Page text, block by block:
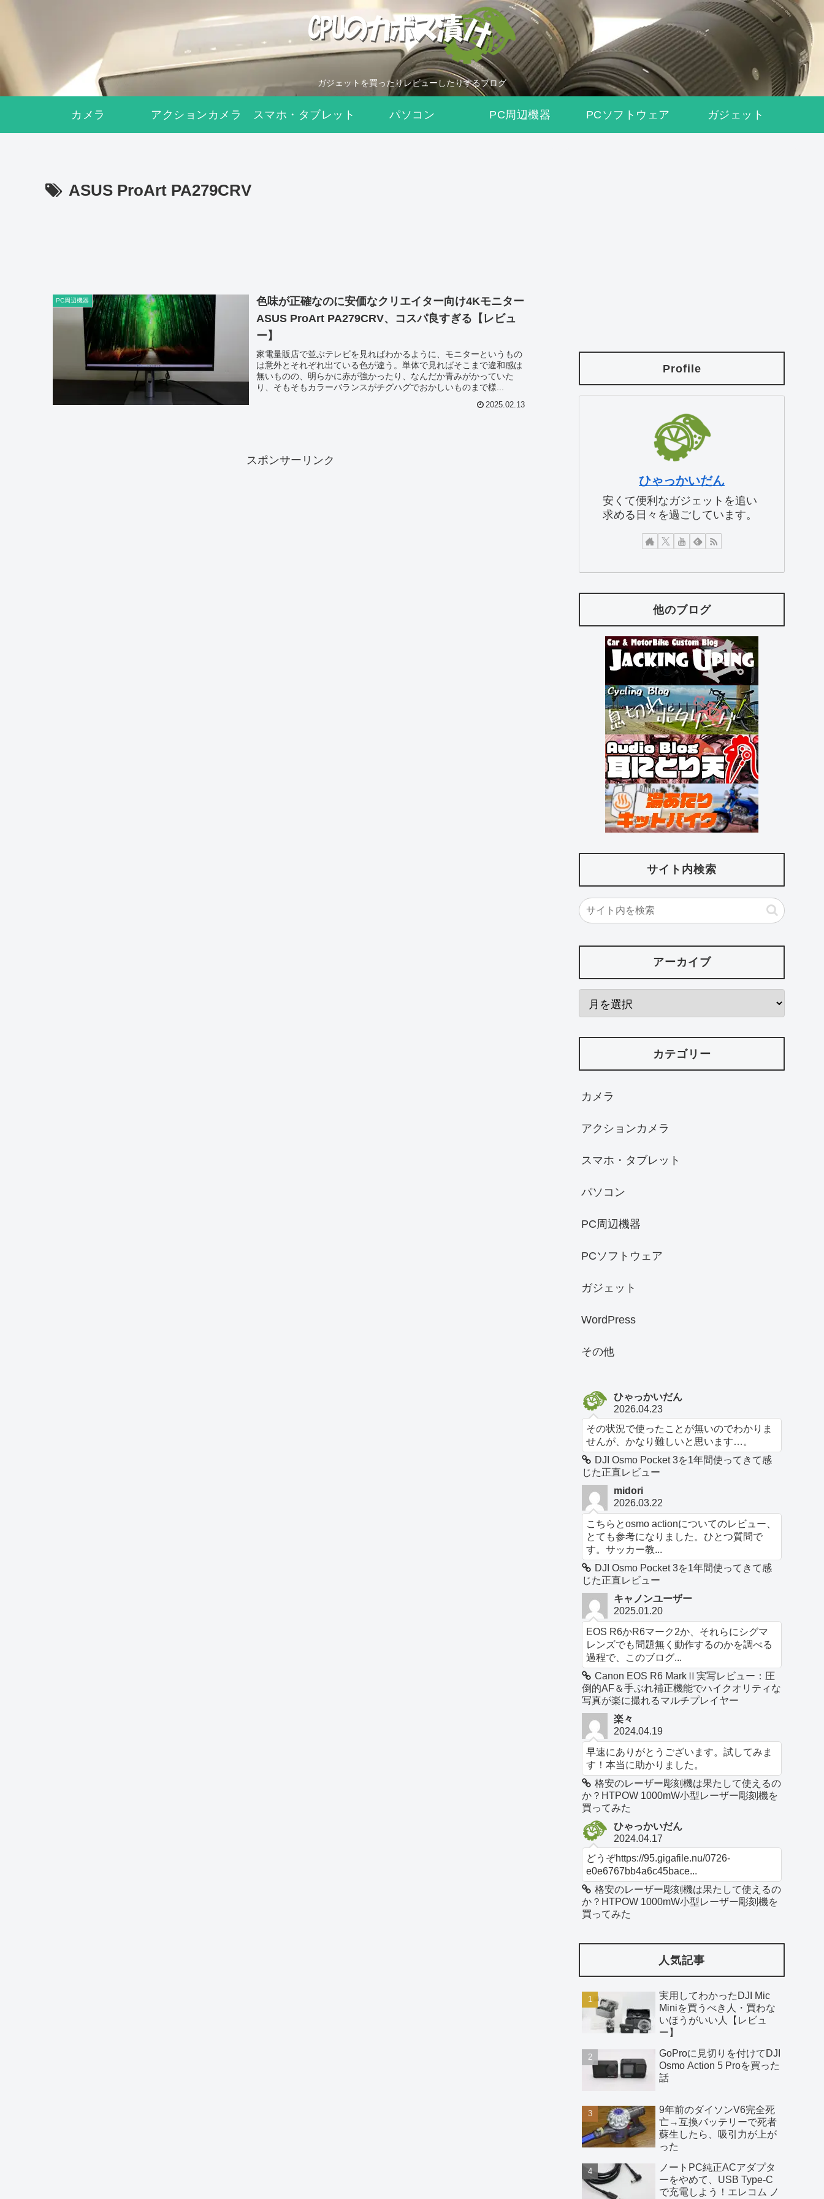
ガジェットを買ったりレビューしたりするブログ
カメラ アクションカメラ スマホ・タブレット パソコン PC周辺機器 PCソフトウェア ガジェット
ASUS ProArt PA279CRV
PC周辺機器
色味が正確なのに安価なクリエイター向け4Kモニター
ASUS ProArt PA279CRV、コスパ良すぎる【レビュ
ー】
家電量販店で並ぶテレビを見ればわかるように、モニターというもの
は意外とそれぞれ出ている色が違う。単体で見ればそこまで違和感は
無いものの、明らかに赤が強かったり、なんだか青みがかっていた
り、そもそもカラーバランスがチグハグでおかしいものまで様...
2025.02.13
スポンサーリンク
Profile
ひゃっかいだん
安くて便利なガジェットを追い
求める日々を過ごしています。
他のブログ
サイト内検索
アーカイブ
カテゴリー
カメラ
アクションカメラ
スマホ・タブレット
パソコン
PC周辺機器
PCソフトウェア
ガジェット
WordPress
その他
ひゃっかいだん
2026.04.23
その状況で使ったことが無いのでわかりま
せんが、かなり難しいと思います…。
DJI Osmo Pocket 3を1年間使ってきて感
じた正直レビュー
midori
2026.03.22
こちらとosmo actionについてのレビュー、
とても参考になりました。ひとつ質問で
す。サッカー教...
DJI Osmo Pocket 3を1年間使ってきて感
じた正直レビュー
キャノンユーザー
2025.01.20
EOS R6かR6マーク2か、それらにシグマ
レンズでも問題無く動作するのかを調べる
過程で、このブログ...
Canon EOS R6 MarkⅡ実写レビュー：圧
倒的AF＆手ぶれ補正機能でハイクオリティな
写真が楽に撮れるマルチプレイヤー
楽々
2024.04.19
早速にありがとうございます。試してみま
す！本当に助かりました。
格安のレーザー彫刻機は果たして使えるの
か？HTPOW 1000mW小型レーザー彫刻機を
買ってみた
ひゃっかいだん
2024.04.17
どうぞhttps://95.gigafile.nu/0726-
e0e6767bb4a6c45bace...
格安のレーザー彫刻機は果たして使えるの
か？HTPOW 1000mW小型レーザー彫刻機を
買ってみた
人気記事
実用してわかったDJI Mic
Miniを買うべき人・買わな
いほうがいい人【レビュ
ー】
GoProに見切りを付けてDJI
Osmo Action 5 Proを買った
話
9年前のダイソンV6完全死
亡→互換バッテリーで死者
蘇生したら、吸引力が上が
った
ノートPC純正ACアダプタ
ーをやめて、USB Type-C
で充電しよう！エレコム ノ